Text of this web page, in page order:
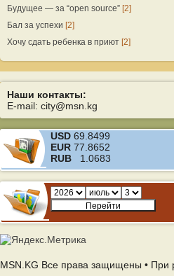
Будущее — за “open source” [2]
Бал за успехи [2]
Хочу сдать ребенка в приют [2]
Наши контакты:
E-mail: city@msn.kg
USD 69.8499
EUR 77.8652
RUB 1.0683
MSN.KG Все права защищены • При